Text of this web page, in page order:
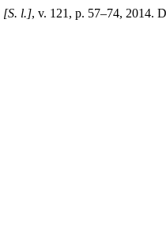
[S. l.], v. 121, p. 57–74, 2014.